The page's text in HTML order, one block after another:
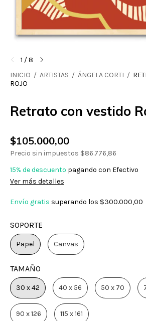
1 /8
INICIO / ARTISTAS / ÁNGELA CORTI /
ROJO
Retrato con vestido
$105.000,00
Precio sin impuestos $86.776,86
15% de descuento pagando con Efectivo
Ver más detalles
Envío gratis superando los $300.000,00
SOPORTE
Papel Canvas
TAMAÑO
30 x 42 40 x 56 50 x 70
90 x 126 115 x 161